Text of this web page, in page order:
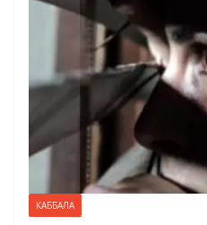
КАББАЛА